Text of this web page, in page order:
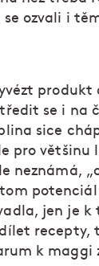
ozvali i
produkt
se i na
sice
pro většinu
neznámá,
potenciál
jen je k
recepty,
k maggi